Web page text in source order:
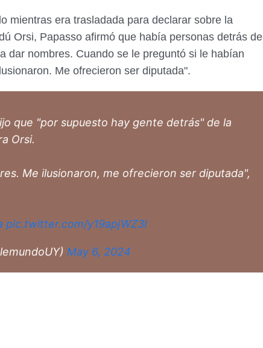
mientras era trasladada para declarar sobre la
Orsi, Papasso afirmó que había personas detrás de
dar nombres. Cuando se le preguntó si le habían
Me ofrecieron ser diputada".
que "por supuesto hay gente detrás" de la
Orsi.
Me ilusionaron, me ofrecieron ser diputada",
pic.twitter.com/y19apjWZ3I
May 6, 2024